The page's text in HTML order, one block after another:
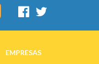
Facebook
EMPRESAS